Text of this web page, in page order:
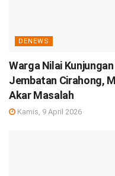
DENEWS
Warga Nilai
Jembatan Cirahong,
Akar Masalah
Kamis, 9 April 2026